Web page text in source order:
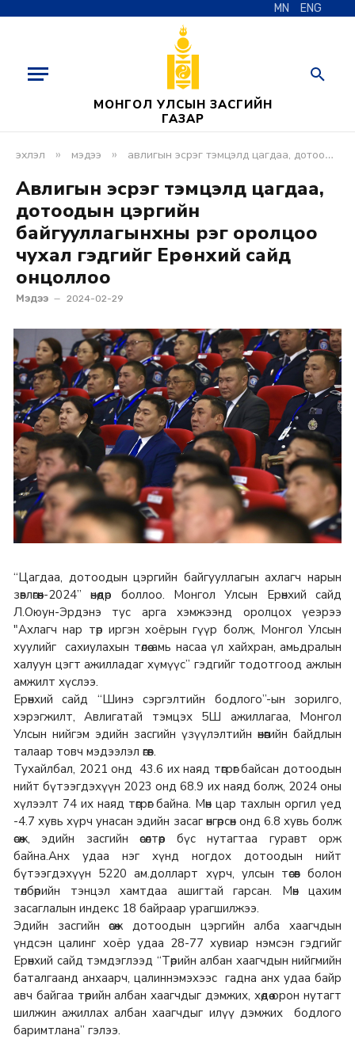
MN ENG
МОНГОЛ УЛСЫН ЗАСГИЙН
ГАЗАР
эхлэл » мэдээ » авлигын эсрэг тэмцэлд цагдаа, дотоодын цэргийн байгууллагынхны үүрэг оролцоо чухал гэдгийг ерөнхий сайд онцоллоо
Авлигын эсрэг тэмцэлд цагдаа,
дотоодын цэргийн
байгууллагынхны үүрэг оролцоо
чухал гэдгийг Ерөнхий сайд
онцоллоо
Мэдээ 2024-02-29
“Цагдаа, дотоодын цэргийн байгууллагын ахлагч нарын
зөвлөгөөн-2024” өнөөдөр боллоо. Монгол Улсын Ерөнхий сайд
Л.Оюун-Эрдэнэ тус арга хэмжээнд оролцох үеэрээ
"Ахлагч нар төр иргэн хоёрын гүүр болж, Монгол Улсын
хуулийг сахиулахын төлөө амь насаа үл хайхран, амьдралын
халуун цэгт ажилладаг хүмүүс” гэдгийг тодотгоод ажлын
амжилт хүслээ.
Ерөнхий сайд “Шинэ сэргэлтийн бодлого”-ын зорилго,
хэрэгжилт, Авлигатай тэмцэх 5Ш ажиллагаа, Монгол
Улсын нийгэм эдийн засгийн үзүүлэлтийн өнөөгийн байдлын
талаар товч мэдээлэл өгөв.
Тухайлбал, 2021 онд 43.6 их наяд төгрөг байсан дотоодын
нийт бүтээгдэхүүн 2023 онд 68.9 их наяд болж, 2024 оны
хүлээлт 74 их наяд төгрөг байна. Мөн цар тахлын оргил үед
-4.7 хувь хүрч унасан эдийн засаг өнгөрсөн онд 6.8 хувь болж
өсөж, эдийн засгийн өсөлтөөр бүс нутагтаа гуравт орж
байна.Анх удаа нэг хүнд ногдох дотоодын нийт
бүтээгдэхүүн 5220 ам.долларт хүрч, улсын төсөв болон
төлбөрийн тэнцэл хамтдаа ашигтай гарсан. Мөн цахим
засаглалын индекс 18 байраар урагшилжээ.
Эдийн засгийн өсөж дотоодын цэргийн алба хаагчдын
үндсэн цалинг хоёр удаа 28-77 хувиар нэмсэн гэдгийг
Ерөнхий сайд тэмдэглээд “Төрийн албан хаагчдын нийгмийн
баталгаанд анхаарч, цалиннэмэхээс гадна анх удаа байр
авч байгаа төрийн албан хаагчдыг дэмжих, хөдөө орон нутагт
шилжин ажиллах албан хаагчдыг илүү дэмжих бодлого
баримтлана” гэлээ.